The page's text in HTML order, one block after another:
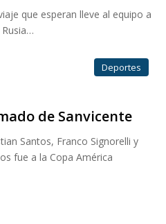
que esperan lleve al equipo a
Deportes
de Sanvicente
Santos, Franco Signorelli y
fue a la Copa América